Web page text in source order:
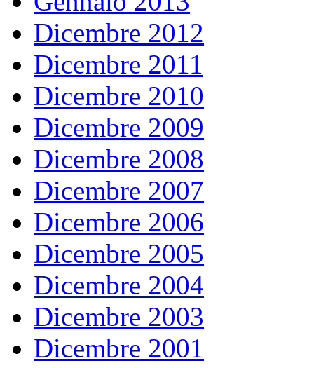
Dicembre 2012
Dicembre 2011
Dicembre 2010
Dicembre 2009
Dicembre 2008
Dicembre 2007
Dicembre 2006
Dicembre 2005
Dicembre 2004
Dicembre 2003
Dicembre 2001